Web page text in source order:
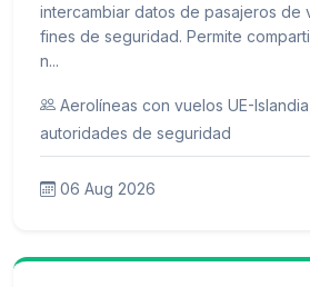
intercambiar datos de pasajeros de
fines de seguridad. Permite
n...
Aerolíneas con vuelos UE-
autoridades de seguridad
06 Aug 2026